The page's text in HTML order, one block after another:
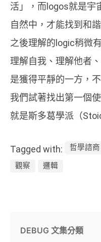
活」，而logos就是宇
自然中，才能找到和
之後理解的logic稍微
理解自我、理解他者
是獲得平靜的一方，
我們試著找出第一個
就是斯多葛學派（Stoic
Tagged with: 哲學諮商
觀察 邏輯
DEBUG 文集分類